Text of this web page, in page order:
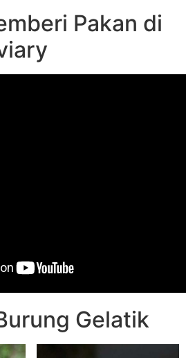
Pakan di
Gelatik